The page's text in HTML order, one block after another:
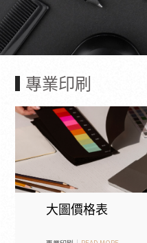
專業印刷
大圖價格表